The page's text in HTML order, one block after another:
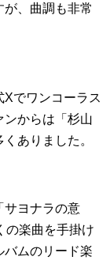
、曲調も非常
でワンコーラス
ンからは「杉山
ありました。
サヨナラの意
の楽曲を手掛け
バムのリード楽